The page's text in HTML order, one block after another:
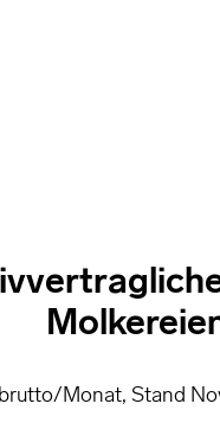
Monat, Stand